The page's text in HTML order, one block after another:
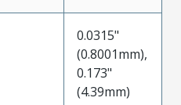
0.0315"
(0.8001mm),
0.173"
(4.39mm)